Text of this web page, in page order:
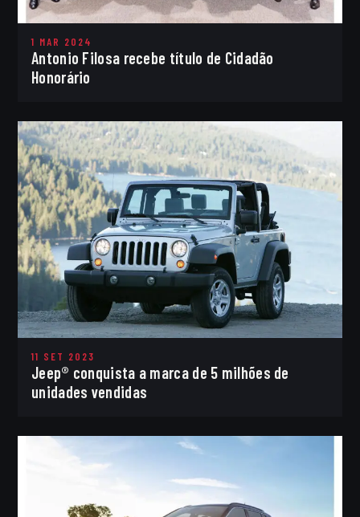
1 MAR 2024
Antonio Filosa recebe título de Cidadão
Honorário
11 SET 2023
Jeep® conquista a marca de 5 milhões de
unidades vendidas